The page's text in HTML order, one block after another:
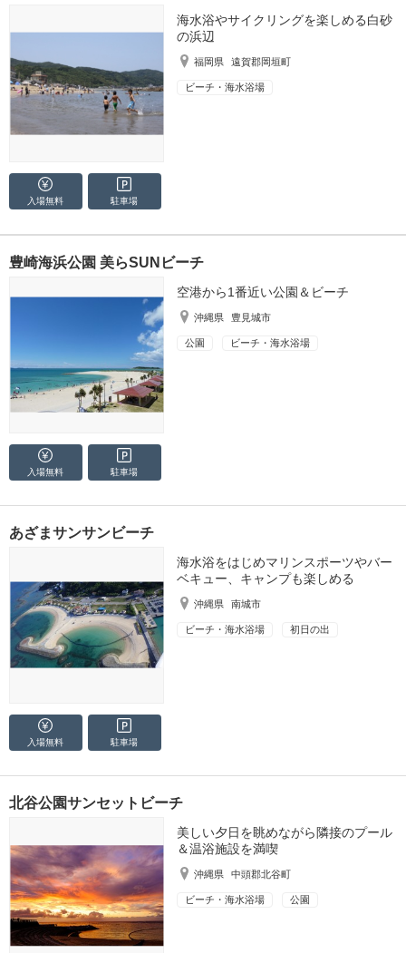
海水浴やサイクリングを楽しめる白砂
の浜辺
福岡県 遠賀郡岡垣町
ビーチ・海水浴場
入場無料 駐車場
豊崎海浜公園 美らSUNビーチ
空港から1番近い公園＆ビーチ
沖縄県 豊見城市
公園 ビーチ・海水浴場
入場無料 駐車場
あざまサンサンビーチ
海水浴をはじめマリンスポーツやバー
ベキュー、キャンプも楽しめる
沖縄県 南城市
ビーチ・海水浴場 初日の出
入場無料 駐車場
北谷公園サンセットビーチ
美しい夕日を眺めながら隣接のプール
＆温浴施設を満喫
沖縄県 中頭郡北谷町
ビーチ・海水浴場 公園